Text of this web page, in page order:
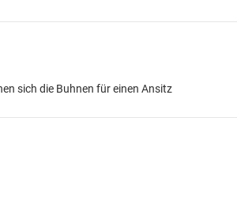
sich die Buhnen für einen Ansitz